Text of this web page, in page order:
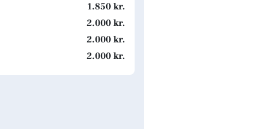
1.850 kr.
2.000 kr.
2.000 kr.
2.000 kr.